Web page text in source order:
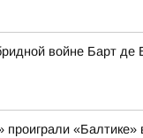
войне Барт де
проиграли